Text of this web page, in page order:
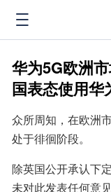
华为5G欧洲
国表态使用华
众所周知，在欧洲
处于徘徊阶段。
除英国公开承认下
未对此发表任何意